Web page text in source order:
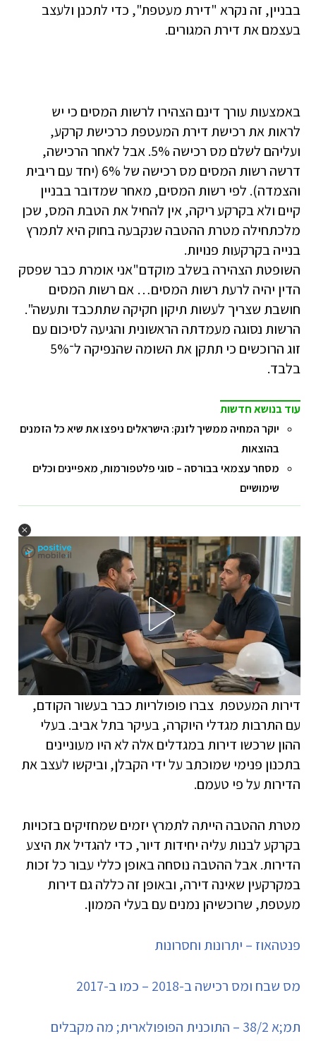
בבניין, זה נקרא "דירת מעטפת", כדי לתכנן ולעצב
בעצמם את דירת המגורים.
באמצעות עורך דינם הצהירו לרשות המסים כי יש
לראות את רכישת דירת המעטפת כרכישת קרקע,
ועליהם לשלם מס רכישה 5%. אבל לאחר הרכישה,
דרשה רשות המסים מס רכישה של 6% (יחד עם ריבית
והצמדה). לפי רשות המסים, מאחר שמדובר בבניין
קיים ולא בקרקע ריקה, אין להחיל את הטבת המס, שכן
מלכתחילה מטרת ההטבה שנקבעה בחוק היא לתמרץ
בנייה בקרקעות פנויות.
השופטת הצהירה בשלב מוקדם"אני אומרת כבר שפסק
הדין יהיה לרעת רשות המסים… אם רשות המסים
חושבת שצריך לעשות תיקון חקיקה שתתכבד ותעשה".
הרשות נסוגה מעמדתה הראשונית והגיעה לסיכום עם
זוג הרוכשים כי תתקן את השומה שהנפיקה ל־5%
בלבד.
עוד בנושא חדשות
יוקר המחיה ממשיך לזנק: הישראלים ניפצו את שיא כל הזמנים
בהוצאות
מסחר עצמאי בבורסה – סוגי פלטפורמות, מאפיינים וכלים
שימושיים
דירות המעטפת צברו פופולריות כבר בעשור הקודם,
עם התרבות מגדלי היוקרה, בעיקר בתל אביב. בעלי
ההון שרכשו דירות במגדלים אלה לא היו מעוניינים
בתכנון פנימי שמוכתב על ידי הקבלן, וביקשו לעצב את
הדירות על פי טעמם.
מטרת ההטבה הייתה לתמרץ יזמים שמחזיקים בזכויות
בקרקע לבנות עליה יחידות דיור, כדי להגדיל את היצע
הדירות. אבל ההטבה נוסחה באופן כללי עבור כל זכות
במקרקעין שאינה דירה, ובאופן זה כללה גם דירות
מעטפת, שרוכשיהן נמנים עם בעלי הממון.
פנטהאוז – יתרונות וחסרונות
מס שבח ומס רכישה ב-2018 – כמו ב-2017
תמ;א 38/2 – התוכנית הפופולארית; מה מקבלים